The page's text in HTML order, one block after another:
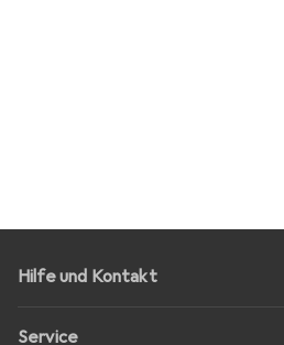
Hilfe und Kontakt
Service